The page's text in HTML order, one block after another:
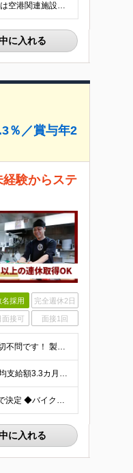
【転勤なし｜月2.5万円の単身寮完備｜マイカー・バイク通勤OK】 成田空港または空港関連施設での勤務となります。 お住まいや希望を考慮し、千葉市美浜区・四街道市への配属となる場合もあります。 【本社
に入れる
％／賞与年2
験からステ
名採用 完全週休2日
接可 面接1回
◆◆未経験・第二新卒・異業種からのチャレンジ大歓迎！◆◆ ●学歴・経験は一切不問です！ 製造業や銀行員、タクシー運転手など、 先輩たちの前職は本当にバラバラ。 特別なスキルよりも「人柄」や「相手を
◆2025年10月から基本給7％UP！ ◆年収1000万円も可能 ◆賞与年2回支給（平均支給額3.3カ月分） 【店舗スタッフの方は…】 月給26万7,500円～＋賞与＋各種手当 【何かしらの店長経
◆2026年度に10店舗以上オープン予定！ ◆希望考慮・自宅から通勤可能な範囲で決定 ◆バイク・車通勤もOK 東京・埼玉・千葉・神奈川・群馬・大阪・兵庫・愛知にある、各ブランド店舗への配属となります
に入れる